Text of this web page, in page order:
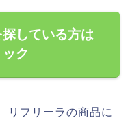
している方は
ク
リフリーラの商品に